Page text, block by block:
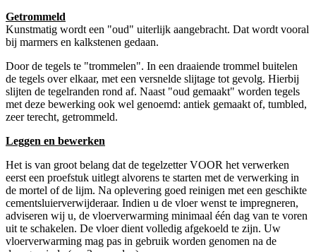
Getrommeld
Kunstmatig wordt een "oud" uiterlijk aangebracht. Dat wordt vooral
bij marmers en kalkstenen gedaan.
Door de tegels te "trommelen". In een draaiende trommel buitelen
de tegels over elkaar, met een versnelde slijtage tot gevolg. Hierbij
slijten de tegelranden rond af. Naast "oud gemaakt" worden tegels
met deze bewerking ook wel genoemd: antiek gemaakt of, tumbled,
zeer terecht, getrommeld.
Leggen en bewerken
Het is van groot belang dat de tegelzetter VOOR het verwerken
eerst een proefstuk uitlegt alvorens te starten met de verwerking in
de mortel of de lijm. Na oplevering goed reinigen met een geschikte
cementsluierverwijderaar. Indien u de vloer wenst te impregneren,
adviseren wij u, de vloerverwarming minimaal één dag van te voren
uit te schakelen. De vloer dient volledig afgekoeld te zijn. Uw
vloerverwarming mag pas in gebruik worden genomen na de